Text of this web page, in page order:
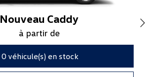
Nouveau Caddy
à partir de
0véhicule(s) en stock